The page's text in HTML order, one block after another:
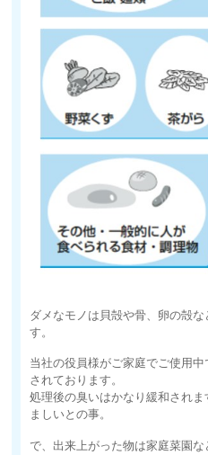
ダメなモノは貝殻や骨、卵の殻
す。
当社の役員様がご家庭でご使用
されております。
処理後の臭いはかなり緩和され
ましいとの事。
で、出来上がった物は家庭菜園な